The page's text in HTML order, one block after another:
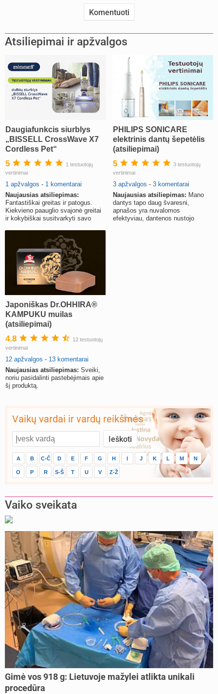
Atsiliepimai ir apžvalgos
Daugiafunkcis siurblys
„BISSELL CrossWave X7
Cordless Pet“
5
1 testuotojų
vertinimai
1 apžvalgos - 1 komentarai
Naujausias atsiliepimas:
Fantastiškai greitas ir patogus.
Kiekvieno paauglio svajonė greitai
ir kokybiškai susitvarkyti savo
PHILIPS SONICARE
elektrinis dantų šepetėlis
(atsiliepimai)
5
3 testuotojų
vertinimai
3 apžvalgos - 3 komentarai
Naujausias atsiliepimas: Mano
dantys tapo daug švaresni,
apnašos yra nuvalomos
efektyviau, dantenos nustojo
Japoniškas Dr.OHHIRA®
KAMPUKU muilas
(atsiliepimai)
4.8
12 testuotojų
vertinimai
12 apžvalgos - 13 komentarai
Naujausias atsiliepimas: Sveiki,
noriu pasidalinti pastebėjimais apie
šį produktą.
Vaikų vardai ir vardų reikšmės
A B C-Č D E F G H J K L M N
O P R S-Š T U V Z-Ž
Vaiko sveikata
Gimė vos 918 g: Lietuvoje mažylei atlikta unikali
procedūra